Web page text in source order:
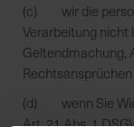
(c) wir die
Verarbeitung nicht
Geltendmachung,
(d) wenn Sie
Art. 21 Abs. 1